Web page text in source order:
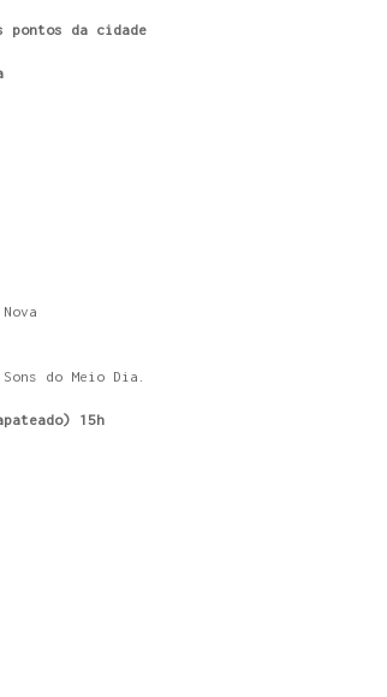
pontos da cidade
do Meio Dia.
15h